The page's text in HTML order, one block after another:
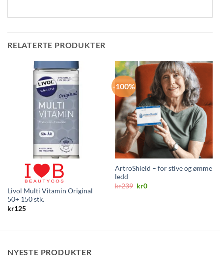
RELATERTE PRODUKTER
Livol Multi Vitamin Original
50+ 150 stk.
kr125
-100%
ArtroShield – for stive og ømme
ledd
kr239 Opprinnelig
kr0Nåværende
NYESTE PRODUKTER